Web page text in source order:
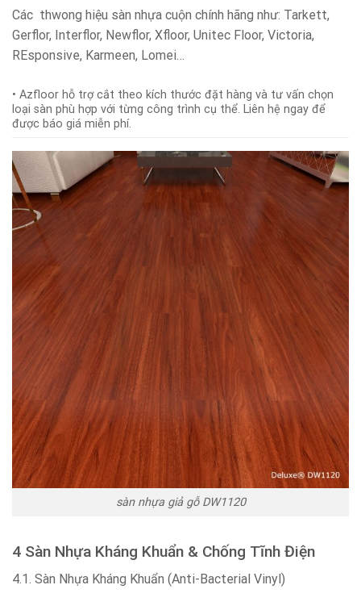
Các thwong hiệu sàn nhựa cuộn chính hãng như: Tarkett,
Gerflor, Interflor, Newflor, Xfloor, Unitec Floor, Victoria,
REsponsive, Karmeen, Lomei…
• Azfloor hỗ trợ cắt theo kích thước đặt hàng và tư vấn chọn
loại sàn phù hợp với từng công trình cụ thể. Liên hệ ngay để
được báo giá miễn phí.
sàn nhựa giả gỗ DW1120
4 Sàn Nhựa Kháng Khuẩn & Chống Tĩnh Điện
4.1. Sàn Nhựa Kháng Khuẩn (Anti-Bacterial Vinyl)